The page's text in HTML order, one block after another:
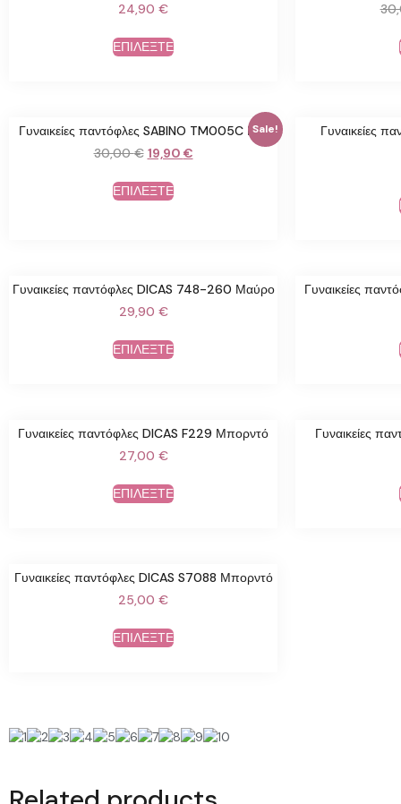
24,90 €
ΕΠΙΛΕΞΤΕ
Sale!
Γυναικείες παντόφλες SABINO TM005C Ροζ
30,00€ 19,90 €
ΕΠΙΛΕΞΤΕ
Γυναικείες
Γυναικείες παντόφλες DICAS 748-260 Μαύρο
29,90 €
ΕΠΙΛΕΞΤΕ
Γυναικείες
Γυναικείες παντόφλες DICAS F229 Μπορντό
27,00 €
ΕΠΙΛΕΞΤΕ
Γυναικείες
Γυναικείες παντόφλες DICAS S7088 Μπορντό
25,00 €
ΕΠΙΛΕΞΤΕ